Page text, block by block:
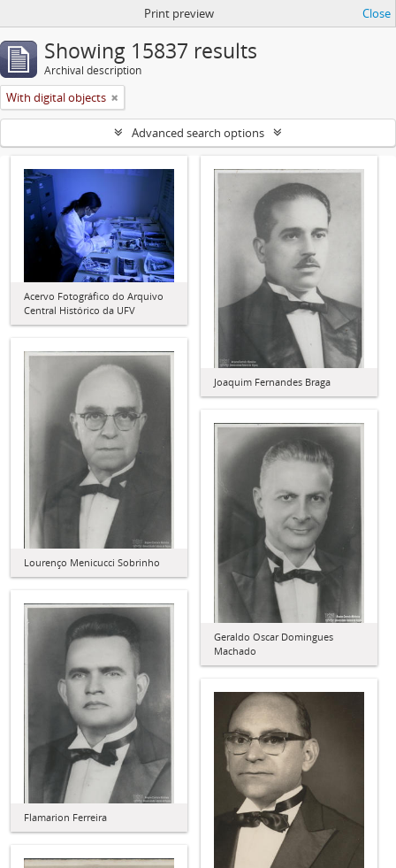
Print preview Close
Showing 15837 results
Archival description
With digital objects
Advanced search options
Acervo Fotográfico do Arquivo
Central Histórico da UFV
Joaquim Fernandes Braga
Lourenço Menicucci Sobrinho
Geraldo Oscar Domingues
Machado
Flamarion Ferreira